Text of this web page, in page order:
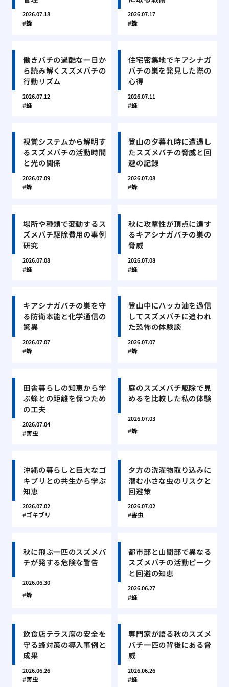
2026.07.18
蜂
2026.07.17
蜂
働きバチの過酷な一日か
ら読み解くスズメバチの
行動リズム
2026.07.12
蜂
住宅密集地でキアシナガ
バチの巣を発見した際の
心得
2026.07.11
蜂
視覚システムから解明す
るスズメバチの活動時間
と光の関係
2026.07.09
蜂
登山の夕暮れ時に遭遇し
たスズメバチの脅威と回
避の記録
2026.07.08
蜂
場所や種類で変動するス
ズメバチ駆除費用の事例
研究
2026.07.08
蜂
秋に攻撃性が頂点に達す
るキアシナガバチの巣の
脅威
2026.07.08
蜂
キアシナガバチの巣を守
る防衛本能と化学通信の
驚異
2026.07.07
蜂
登山中にハッカ油を過信
してスズメバチに追われ
た恐怖の体験談
2026.07.07
蜂
田舎暮らしの知恵から学
ぶ蜂との距離を保つため
の工夫
2026.07.04
害虫
庭のスズメバチ駆除で見
めるを比較した私の体験
2026.07.03
蜂
沖縄の暮らしと巨大なゴ
キブリとの共生から学ぶ
知恵
2026.07.02
ゴキブリ
夕方の洗濯物取り込みに
潜む小さな虫のリスクと
回避策
2026.07.02
害虫
秋に飛ぶ一匹のスズメバ
チが発する危険な警告
2026.06.30
蜂
都市部と山間部で異なる
スズメバチの活動ピーク
と回避の知恵
2026.06.27
蜂
飲食店テラス席の安全を
守る蜂対策の導入事例と
成果
2026.06.26
害虫
専門家が語る秋のスズメ
バチ一匹の背後にある脅
威
2026.06.26
蜂